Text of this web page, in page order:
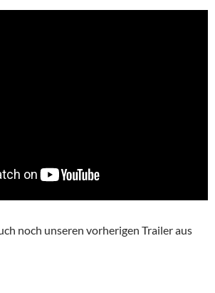
noch unseren vorherigen Trailer aus